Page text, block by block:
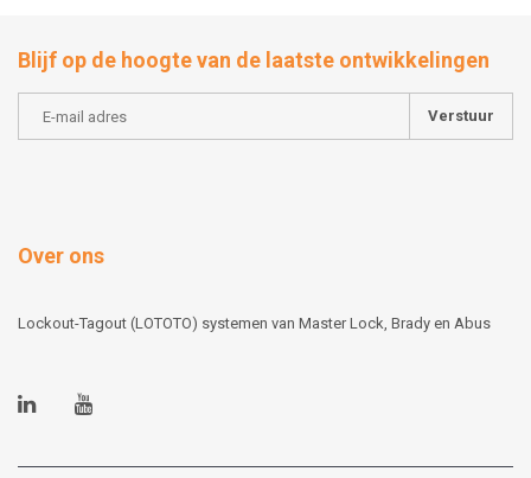
Blijf op de hoogte van de laatste ontwikkelingen
Verstuur
Over ons
Lockout-Tagout (LOTOTO) systemen van Master Lock, Brady en Abus